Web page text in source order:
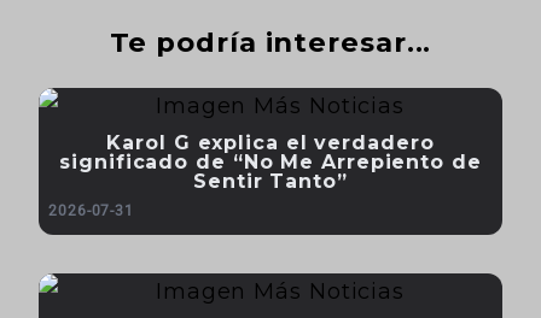
Te podría interesar...
Karol G explica el verdadero
significado de “No Me Arrepiento de
Sentir Tanto”
2026-07-31